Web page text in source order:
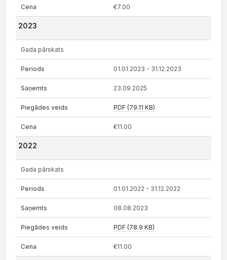
€7.00
2023
Gada pārskats
01.01.2023 - 31.12.2023
23.09.2025
PDF (79.11 KB)
€11.00
2022
Gada pārskats
01.01.2022 - 31.12.2022
08.08.2023
PDF (78.9 KB)
€11.00